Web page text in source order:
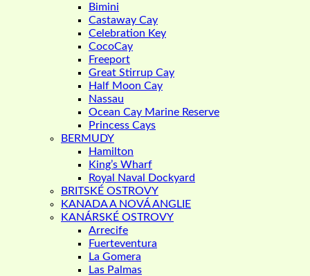
Bimini
Castaway Cay
Celebration Key
CocoCay
Freeport
Great Stirrup Cay
Half Moon Cay
Nassau
Ocean Cay Marine Reserve
Princess Cays
BERMUDY
Hamilton
King’s Wharf
Royal Naval Dockyard
BRITSKÉ OSTROVY
KANADA A NOVÁ ANGLIE
KANÁRSKÉ OSTROVY
Arrecife
Fuerteventura
La Gomera
Las Palmas